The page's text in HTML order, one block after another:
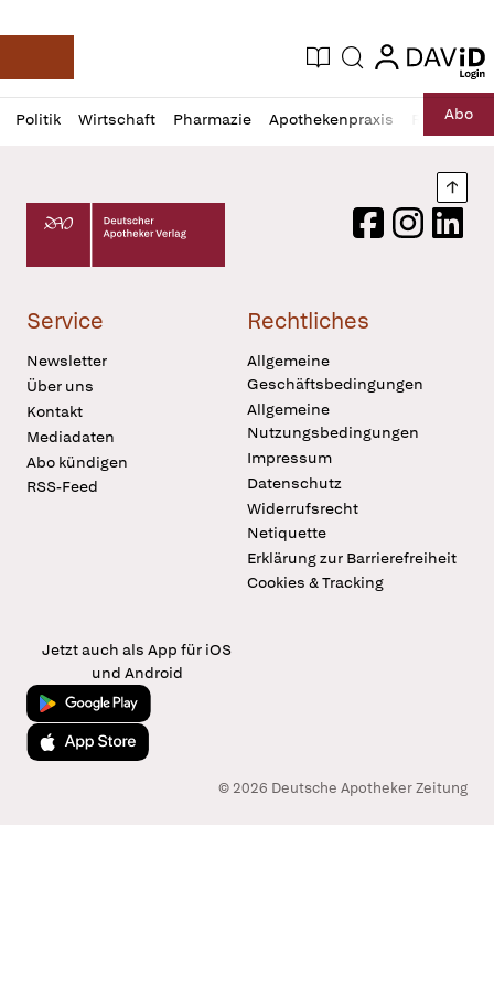
Deutsche Apotheker Zeitung
Aktuelle Ausgabe
Suche login
login
Politik Wirtschaft Pharmazie Apothekenpraxis RechtAbo
Profil
öffnen
Daz
Pur
Deutscher Apotheker Verlag Logo
FacebookInstagram
Service
Newsletter
Über uns
Kontakt
Mediadaten
Abo kündigen
RSS-Feed
Rechtliches
Allgemeine
Geschäftsbedingungen
Allgemeine
Nutzungsbedingungen
Impressum
Datenschutz
Widerrufsrecht
Netiquette
Erklärung zur Barrierefreiheit
Cookies & Tracking
Jetzt auch als App für iOS
und Android
Jetzt bei Google Play
Laden im App Store
© 2026 Deutsche Apotheker Zeitung